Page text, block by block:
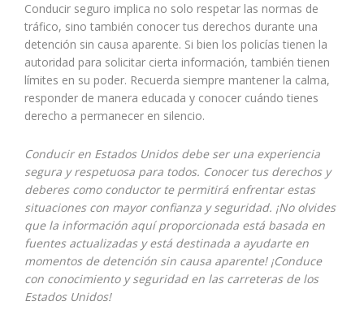
Conducir seguro implica no solo respetar las normas de
tráfico, sino también conocer tus derechos durante una
detención sin causa aparente. Si bien los policías tienen la
autoridad para solicitar cierta información, también tienen
límites en su poder. Recuerda siempre mantener la calma,
responder de manera educada y conocer cuándo tienes
derecho a permanecer en silencio.
Conducir en Estados Unidos debe ser una experiencia
segura y respetuosa para todos. Conocer tus derechos y
deberes como conductor te permitirá enfrentar estas
situaciones con mayor confianza y seguridad. ¡No olvides
que la información aquí proporcionada está basada en
fuentes actualizadas y está destinada a ayudarte en
momentos de detención sin causa aparente! ¡Conduce
con conocimiento y seguridad en las carreteras de los
Estados Unidos!